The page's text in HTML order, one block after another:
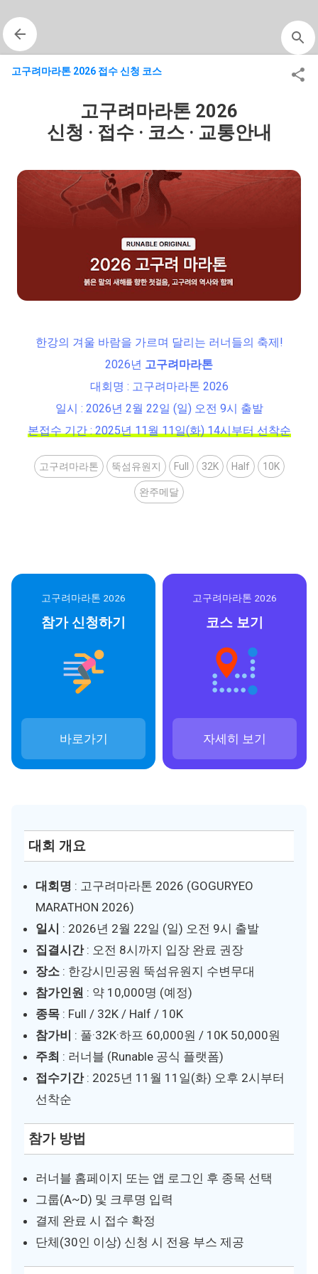
고구려마라톤 2026 접수 신청 코스
고구려마라톤 2026
신청 · 접수 · 코스 · 교통안내
한강의 겨울 바람을 가르며 달리는 러너들의 축제!
2026년 고구려마라톤
대회명 : 고구려마라톤 2026
일시 : 2026년 2월 22일 (일) 오전 9시 출발
본접수 기간 : 2025년 11월 11일(화) 14시부터 선착순
고구려마라톤 뚝섬유원지 Full 32K Half 10K
완주메달
고구려마라톤 2026
참가 신청하기
바로가기
고구려마라톤 2026
코스 보기
자세히 보기
대회 개요
대회명 : 고구려마라톤 2026 (GOGURYEO
MARATHON 2026)
일시 : 2026년 2월 22일 (일) 오전 9시 출발
집결시간: 오전 8시까지 입장 완료 권장
장소 : 한강시민공원 뚝섬유원지 수변무대
참가인원 : 약 10,000명 (예정)
종목 : Full / 32K / Half / 10K
참가비 : 풀·32K·하프 60,000원 / 10K 50,000원
주최 : 러너블 (Runable 공식 플랫폼)
접수기간: 2025년 11월 11일(화) 오후 2시부터
선착순
참가 방법
러너블 홈페이지 또는 앱 로그인 후 종목 선택
그룹(A~D) 및 크루명 입력
결제 완료 시 접수 확정
단체(30인 이상) 신청 시 전용 부스 제공